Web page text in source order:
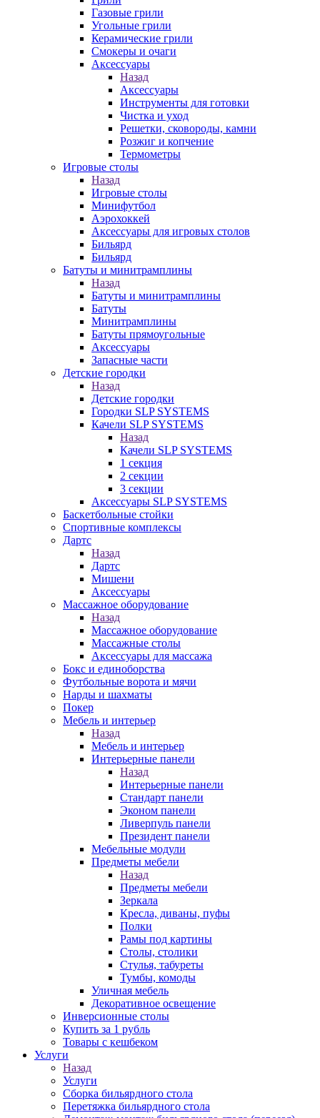
Газовые грили
Угольные грили
Керамические грили
Смокеры и очаги
Аксессуары
Назад
Аксессуары
Инструменты для готовки
Чистка и уход
Решетки, сковороды, камни
Розжиг и копчение
Термометры
Игровые столы
Назад
Игровые столы
Минифутбол
Аэрохоккей
Аксессуары для игровых столов
Бильяpд
Бильяpд
Батуты и минитрамплины
Назад
Батуты и минитрамплины
Батуты
Минитрамплины
Батуты прямоугольные
Аксессуары
Запасные части
Детские городки
Назад
Детские городки
Городки SLP SYSTEMS
Качели SLP SYSTEMS
Назад
Качели SLP SYSTEMS
1 секция
2 секции
3 секции
Аксессуары SLP SYSTEMS
Баскетбольные стойки
Спортивные комплексы
Дартс
Назад
Дартс
Мишени
Аксессуары
Массажное оборудование
Назад
Массажное оборудование
Массажные столы
Аксессуары для массажа
Бокс и единоборства
Футбольные ворота и мячи
Нарды и шахматы
Покер
Мебель и интерьер
Назад
Мебель и интерьер
Интерьерные панели
Назад
Интерьерные панели
Стандарт панели
Эконом панели
Ливерпуль панели
Президент панели
Мебельные модули
Предметы мебели
Назад
Предметы мебели
Зеркала
Кресла, диваны, пуфы
Полки
Рамы под картины
Столы, столики
Стулья, табуреты
Тумбы, комоды
Уличная мебель
Декоративное освещение
Инверсионные столы
Купить за 1 рубль
Товары с кешбеком
Услуги
Назад
Услуги
Сборка бильярдного стола
Перетяжка бильярдного стола